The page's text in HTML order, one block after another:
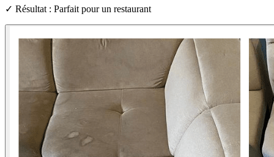
✓ Résultat : Parfait pour un restaurant